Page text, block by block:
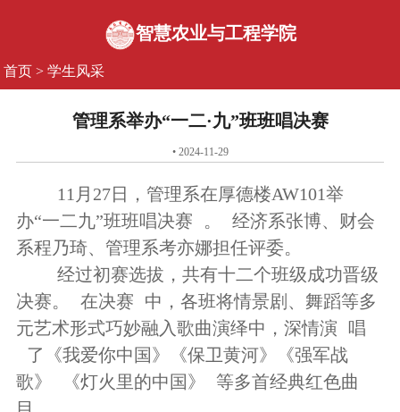
智慧农业与工程学院
首页 > 学生风采
管理系举办“一二·九”班班唱决赛
• 2024-11-29
11月27日，管理系在厚德楼AW101举
办“一二九”班班唱决赛
。
经济系张博、财会
系程乃琦、管理系考亦娜担任评委。
经过初赛选拔，共有十二个班级成功晋级
决赛。
在决赛
中，各班将情景剧、舞蹈等多
元艺术形式巧妙融入歌曲演绎中，深情演
唱
了《我爱你中国》《保卫黄河》《强军战
歌》
《灯火里的中国》
等多首经典红色曲